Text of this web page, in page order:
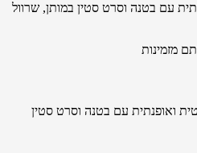
עם בטנה וסרט סטין במותן, שרוול
מזמינות
ואופנתית עם בטנה וסרט סטין